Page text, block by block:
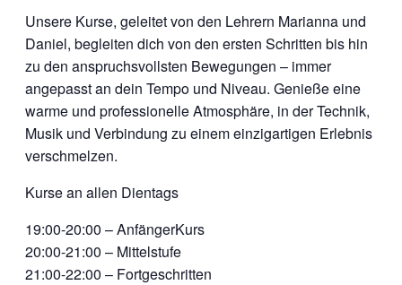
Unsere Kurse, geleitet von den Lehrern Marianna und
Daniel, begleiten dich von den ersten Schritten bis hin
zu den anspruchsvollsten Bewegungen – immer
angepasst an dein Tempo und Niveau. Genieße eine
warme und professionelle Atmosphäre, in der Technik,
Musik und Verbindung zu einem einzigartigen Erlebnis
verschmelzen.
Kurse an allen Dientags
19:00-20:00 – AnfängerKurs
20:00-21:00 – Mittelstufe
21:00-22:00 – Fortgeschritten